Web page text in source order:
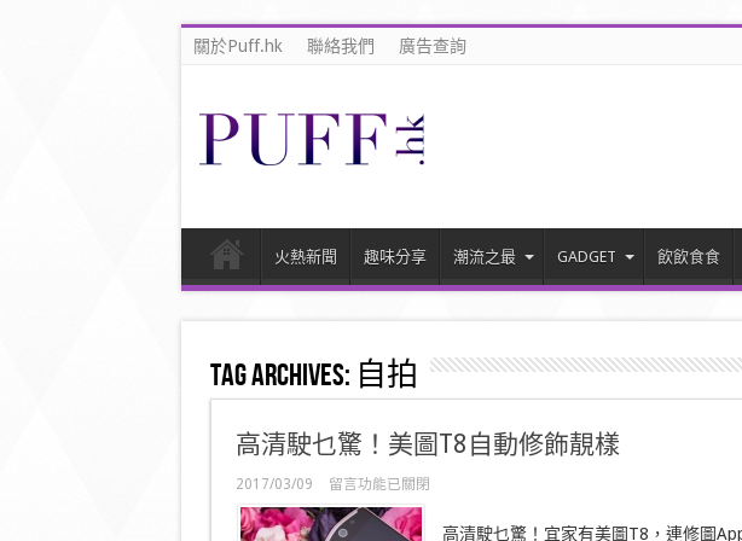
關於Puff.hk 聯絡我們 廣告查詢
火熱新聞 趣味分享 潮流之最 GADGET 飲飲食食
Tag Archives: 自拍
高清駛乜驚！美圖T8自動修飾靚樣
2017/03/09
在
〈高
清
留言功能已關閉
高清駛乜驚！宜家有美圖T8，連修圖